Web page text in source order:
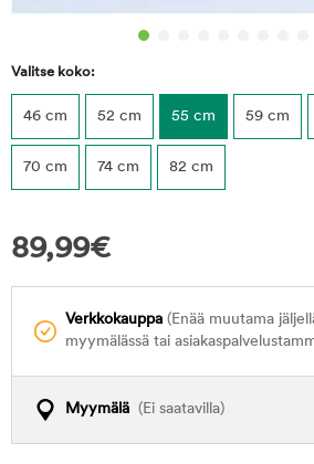
Valitse koko:
46 cm 52 cm 55 cm 59 cm
70 cm 74 cm 82 cm
89,99€
Verkkokauppa (Enää muutama
myymälässä tai
Myymälä (Ei saatavilla)